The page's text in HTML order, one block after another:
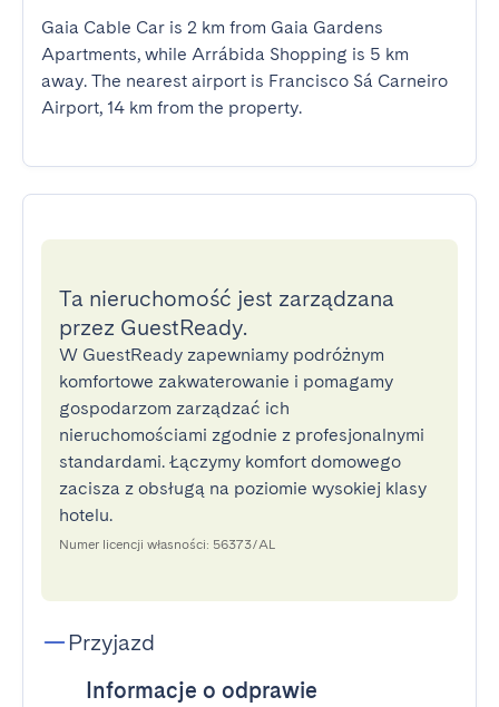
Gaia Cable Car is 2 km from Gaia Gardens
Apartments, while Arrábida Shopping is 5 km
away. The nearest airport is Francisco Sá Carneiro
Airport, 14 km from the property.
Ta nieruchomość jest zarządzana
przez GuestReady.
W GuestReady zapewniamy podróżnym
komfortowe zakwaterowanie i pomagamy
gospodarzom zarządzać ich
nieruchomościami zgodnie z profesjonalnymi
standardami. Łączymy komfort domowego
zacisza z obsługą na poziomie wysokiej klasy
hotelu.
Numer licencji własności: 56373/AL
Przyjazd
Informacje o odprawie